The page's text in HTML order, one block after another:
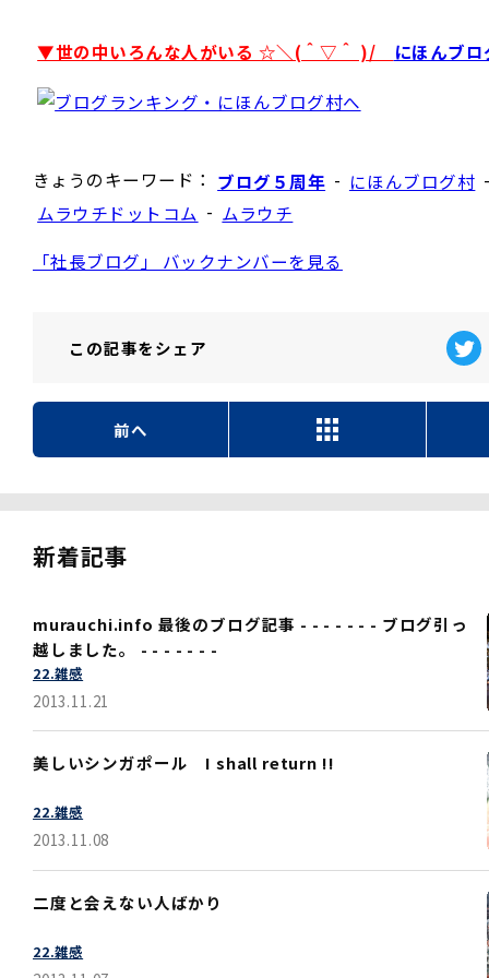
▼世の中いろんな人がいる ☆＼(＾▽＾ )/ にほんブ
きょうのキーワード： ブログ５周年 - にほんブログ村
ムラウチドットコム - ムラウチ
「社長ブログ」 バックナンバーを見る
この記事をシェア
前へ
新着記事
murauchi.info 最後のブログ記事 - - - - - - - ブログ引っ
越しました。 - - - - - - -
22.雑感
2013.11.21
美しいシンガポール I shall return !!
22.雑感
2013.11.08
二度と会えない人ばかり
22.雑感